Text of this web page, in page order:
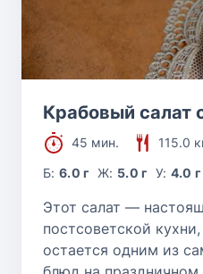
Крабовый салат
45 мин.
115.0
Б:6.0 г Ж: 5.0 г У: 4.0 г
Этот салат —
постсоветской
остается одним из